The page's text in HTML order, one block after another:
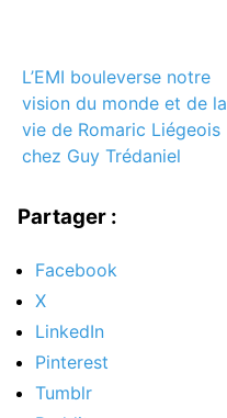
L’EMI bouleverse notre
vision du monde et de la
vie de Romaric Liégeois
chez Guy Trédaniel
Partager :
Facebook
X
LinkedIn
Pinterest
Tumblr